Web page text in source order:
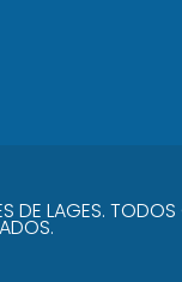
DE LAGES.